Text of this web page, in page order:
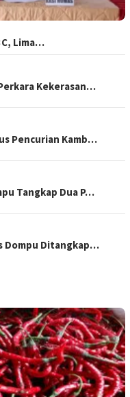
Lima…
Kekerasan…
Pencurian Kamb…
Tangkap Dua P…
Dompu Ditangkap…